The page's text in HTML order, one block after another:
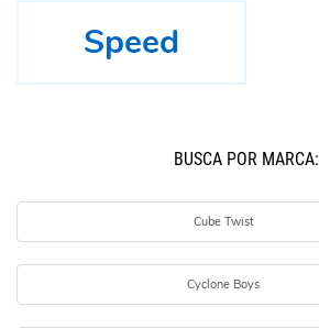
Speed
BUSCÁ POR MARCA:
Cube Twist
Cyclone Boys